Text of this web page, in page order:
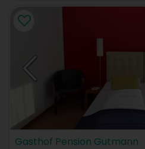
Gasthof Pension Gutmann